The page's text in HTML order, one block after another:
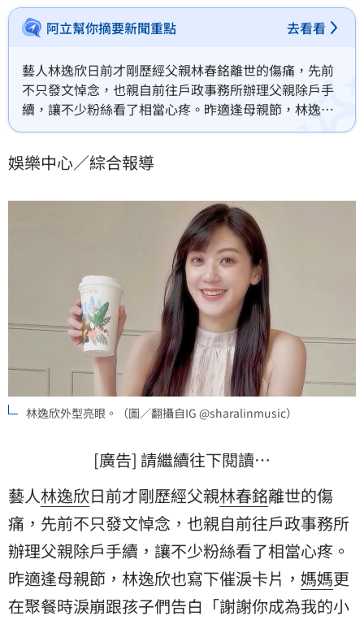
阿立幫你摘要新聞重點 去看看
藝人林逸欣日前才剛歷經父親林春銘離世的傷痛，先前
不只發文悼念，也親自前往戶政事務所辦理父親除戶手
續，讓不少粉絲看了相當心疼。昨適逢母親節，林逸欣
也寫下催淚卡片，媽媽更在聚餐時淚崩跟孩子們告白
我們的媽媽」。
娛樂中心／綜合報導
林逸欣外型亮眼。（圖／翻攝自IG @sharalinmusic）
[廣告] 請繼續往下閱讀…
藝人林逸欣日前才剛歷經父親林春銘離世的傷
痛，先前不只發文悼念，也親自前往戶政事務所
辦理父親除戶手續，讓不少粉絲看了相當心疼。
昨適逢母親節，林逸欣也寫下催淚卡片， 媽媽更
在聚餐時淚崩跟孩子們告白「謝謝你成為我的小